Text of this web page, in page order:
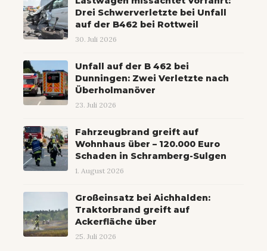
Drei Schwerverletzte bei Unfall
auf der B462 bei Rottweil
30. Juli 2026
Unfall auf der B 462 bei
Dunningen: Zwei Verletzte nach
Überholmanöver
23. Juli 2026
Fahrzeugbrand greift auf
Wohnhaus über – 120.000 Euro
Schaden in Schramberg-Sulgen
1. August 2026
Großeinsatz bei Aichhalden:
Traktorbrand greift auf
Ackerfläche über
25. Juli 2026